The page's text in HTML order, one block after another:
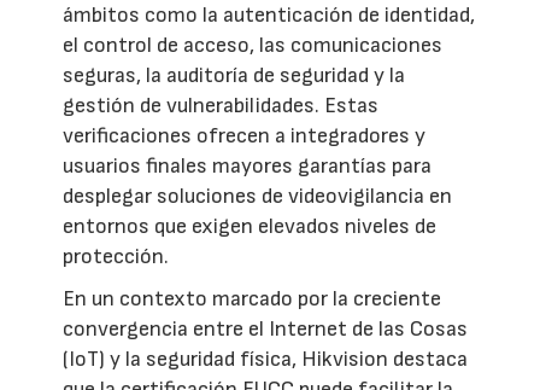
ámbitos como la autenticación de identidad,
el control de acceso, las comunicaciones
seguras, la auditoría de seguridad y la
gestión de vulnerabilidades. Estas
verificaciones ofrecen a integradores y
usuarios finales mayores garantías para
desplegar soluciones de videovigilancia en
entornos que exigen elevados niveles de
protección.
En un contexto marcado por la creciente
convergencia entre el Internet de las Cosas
(IoT) y la seguridad física, Hikvision destaca